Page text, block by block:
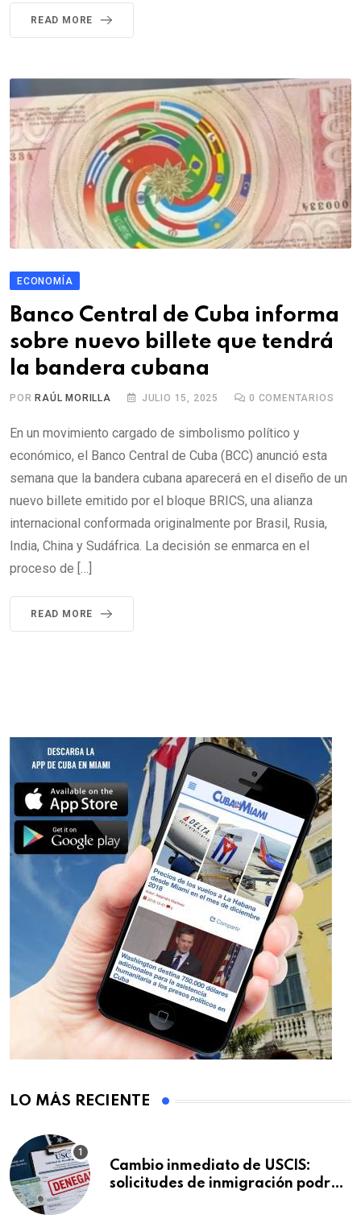
READ MORE
ECONOMÍA
Banco Central de Cuba informa
sobre nuevo billete que tendrá
la bandera cubana
POR RAÚL MORILLA JULIO 15, 2025 0 COMENTARIOS
En un movimiento cargado de simbolismo político y
económico, el Banco Central de Cuba (BCC) anunció esta
semana que la bandera cubana aparecerá en el diseño de un
nuevo billete emitido por el bloque BRICS, una alianza
internacional conformada originalmente por Brasil, Rusia,
India, China y Sudáfrica. La decisión se enmarca en el
proceso de […]
READ MORE
LO MÁS RECIENTE
Cambio inmediato de USCIS:
solicitudes de inmigración podrán